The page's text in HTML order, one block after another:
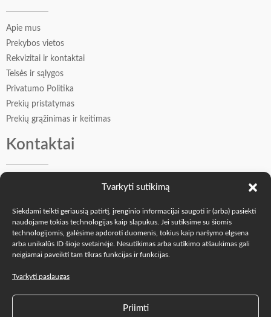
Tvarkyti sutikimą
Siekdami teikti geriausią patirtį, įrenginio informacijai saugoti ir (arba) pasiekti
naudojame tokias technologijas kaip slapukus. Jei sutiksime su šiomis
technologijomis, galėsime apdoroti duomenis, tokius kaip naršymo elgsena
arba unikalūs ID šioje svetainėje. Nesutikimas arba sutikimo atšaukimas gali
neigiamai paveikti tam tikras funkcijas ir funkcijas.
Tvarkyti paslaugas
Priimti
Apie mus
Prekybos vietos
Rekvizitai ir kontaktai
Teisės ir sąlygos
Privatumo Politika
Prekių pristatymas
Prekių grąžinimas ir keitimas
Kontaktai
Vadybininkė Oksana: +370 605 77509
info@o-k.lt
Mes soc. tinkluose
Parduotuvė „The Oak Fam” Mūsų buveinė, Vilniaus g. 55,